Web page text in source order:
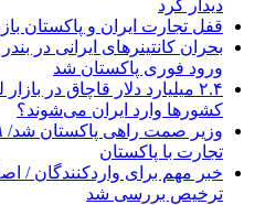
دیدار کرد
قفل تجارت ایران و پاکستان
بحران کانتینر‌های ایرانی در
ورود فوری پاکستان شد
۲.۴ میلیارد دلار قاچاق در
کشورها وارد ایران می‌شوند؟
تجارت با پاکستان
خبر مهم برای واردکنندگان /
ترخیص بررسی شد